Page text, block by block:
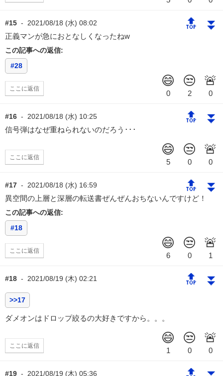
#15 - 2021/08/18 (水) 08:02 🔝 ⏬
正義マンが急におとなしくなったねw
この記事への返信:
#28
ここに返信
#16 - 2021/08/18 (水) 10:25 🔝 ⏬
信号弾はなぜ重ねられないのだろう･･･
ここに返信
#17 - 2021/08/18 (水) 16:59 🔝 ⏬
異空間の上層と深層の転送書ぜんぜんおちないんですけど！
この記事への返信:
#18
ここに返信
#18 - 2021/08/19 (木) 02:21 🔝 ⏬
>>17
ダメオンはドロップ絞るの大好きですから。。。
ここに返信
#19 - 2021/08/19 (木) 05:36